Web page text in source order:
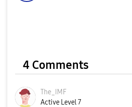
4 Comments
The_IMF
Active Level 7